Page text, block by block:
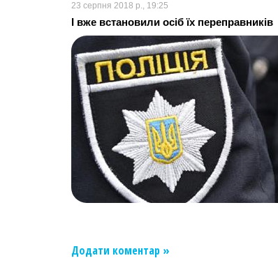
23 серпня 2018 р., 19:25
І вже встановили осіб їх переправників
Додати коментар »